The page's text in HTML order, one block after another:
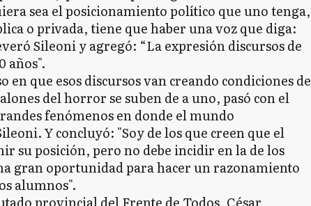
sea el posicionamiento político que uno tenga,
o privada, tiene que haber una voz que diga:
Sileoni y agregó: “La expresión discursos de
años".
en que esos discursos van creando condiciones de
del horror se suben de a uno, pasó con el
fenómenos en donde el mundo
Y concluyó: "Soy de los que creen que el
su posición, pero no debe incidir en la de los
gran oportunidad para hacer un razonamiento
alumnos".
provincial del Frente de Todos, César